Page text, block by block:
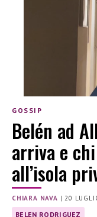
GOSSIP
Belén ad
arriva e
all’isola
CHIARA NAVA |20
BELEN RODRIGUEZ